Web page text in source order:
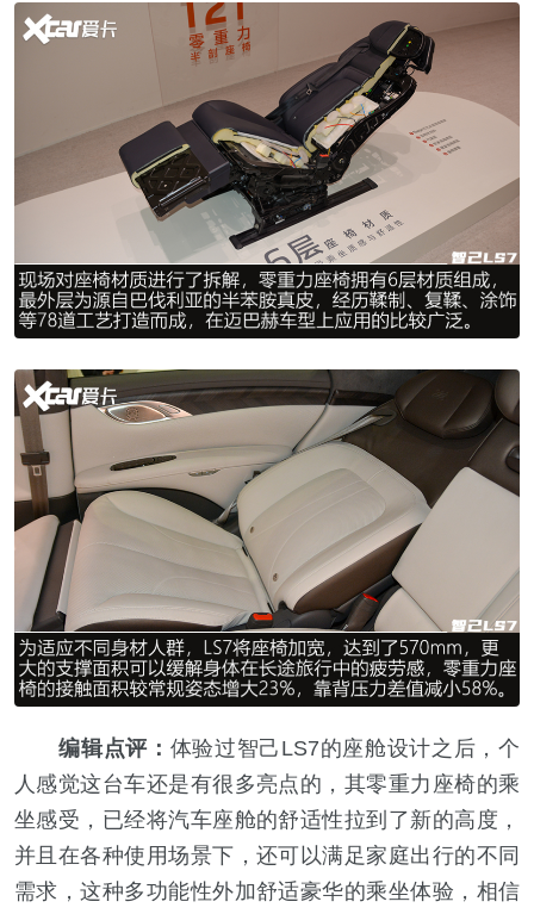
编辑点评： 体验过智己LS7的座舱设计之后，个
人感觉这台车还是有很多亮点的，其零重力座椅的乘
坐感受，已经将汽车座舱的舒适性拉到了新的高度，
并且在各种使用场景下，还可以满足家庭出行的不同
需求，这种多功能性外加舒适豪华的乘坐体验，相信